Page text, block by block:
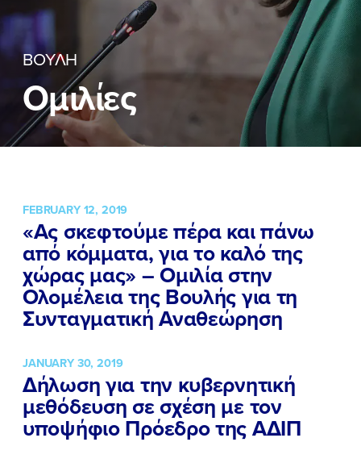
ΒΟΥΛΗ
Ομιλίες
FEBRUARY 12, 2019
«Ας σκεφτούμε πέρα και πάνω
από κόμματα, για το καλό της
χώρας μας» – Ομιλία στην
Ολομέλεια της Βουλής για τη
Συνταγματική Αναθεώρηση
JANUARY 30, 2019
Δήλωση για την κυβερνητική
μεθόδευση σε σχέση με τον
υποψήφιο Πρόεδρο της ΑΔΙΠ
ΕΠΙΘΕΤΟ*
ΤΗΛΕΦΩΝΟ*
EMAIL
Χρήσης
Πολιτικού Γραφείου της Βουλευτού
Νίκης Κεραμέως
ΥΠΟΒΟΛΗ
ΕΠΙΘΕΤΟ*
ΤΗΛΕΦΩΝΟ
EMAIL
Χρήσης
Πολιτικού Γραφείου της Βουλευτού
Νίκης Κεραμέως
ΥΠΟΒΟΛΗ